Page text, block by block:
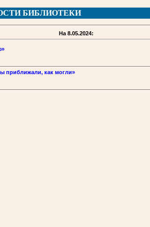
БИБЛИОТЕКИ
На 8.05.2024:
приближали, как могли»